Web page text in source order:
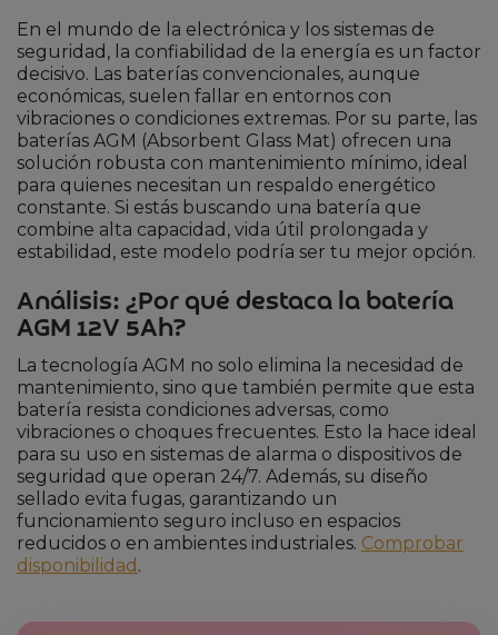
En el mundo de la electrónica y los sistemas de
seguridad, la confiabilidad de la energía es un factor
decisivo. Las baterías convencionales, aunque
económicas, suelen fallar en entornos con
vibraciones o condiciones extremas. Por su parte, las
baterías AGM (Absorbent Glass Mat) ofrecen una
solución robusta con mantenimiento mínimo, ideal
para quienes necesitan un respaldo energético
constante. Si estás buscando una batería que
combine alta capacidad, vida útil prolongada y
estabilidad, este modelo podría ser tu mejor opción.
Análisis: ¿Por qué destaca la batería
AGM 12V 5Ah?
La tecnología AGM no solo elimina la necesidad de
mantenimiento, sino que también permite que esta
batería resista condiciones adversas, como
vibraciones o choques frecuentes. Esto la hace ideal
para su uso en sistemas de alarma o dispositivos de
seguridad que operan 24/7. Además, su diseño
sellado evita fugas, garantizando un
funcionamiento seguro incluso en espacios
reducidos o en ambientes industriales. Comprobar
disponibilidad .